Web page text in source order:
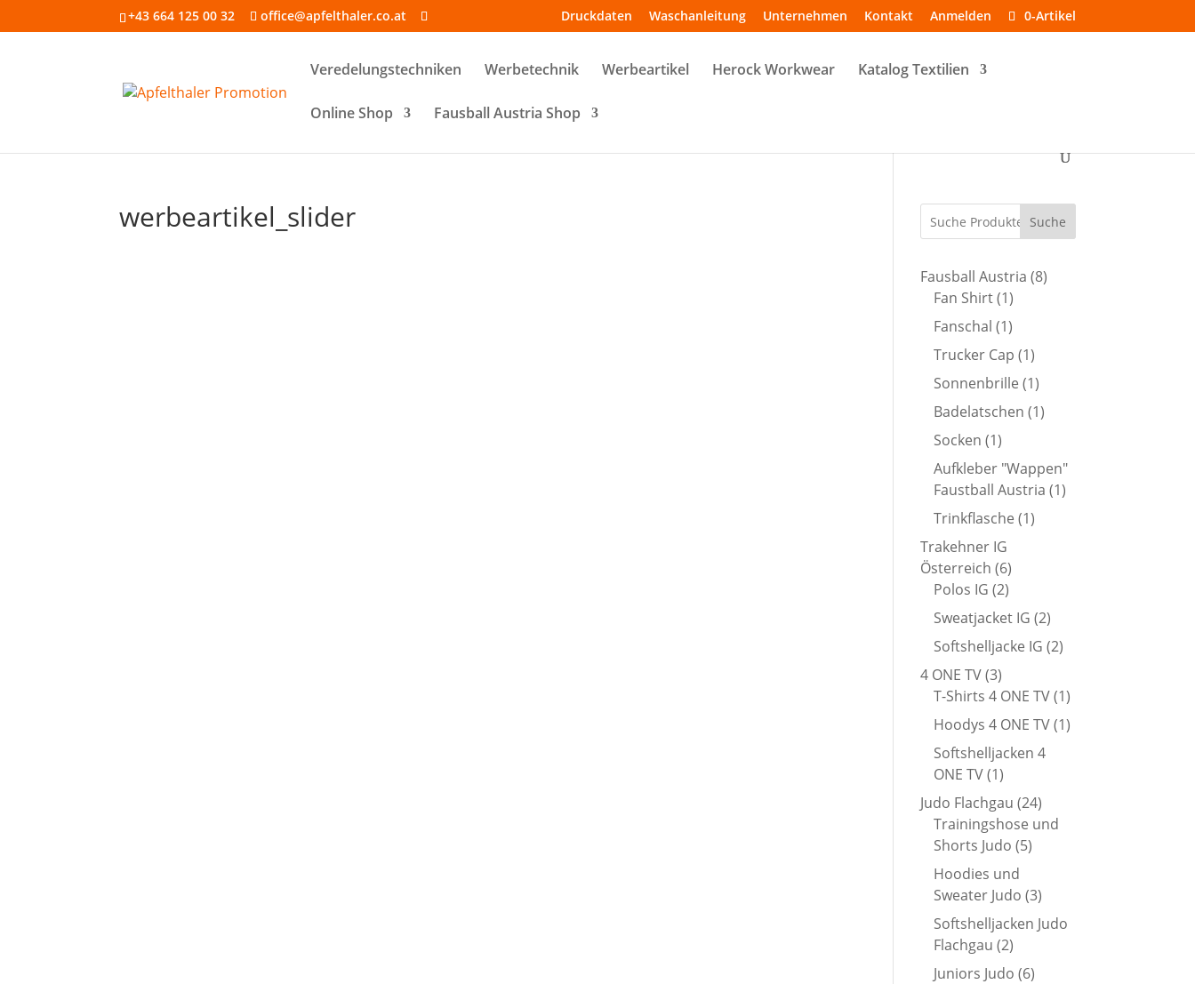
+43 664 125 00 32 office@apfelthaler.co.at Druckdaten Waschanleitung Unternehmen Kontakt Anmelden 0-Artikel
Veredelungstechniken Werbetechnik Werbeartikel Herock Workwear Katalog Textilien
Online Shop Fausball Austria Shop
werbeartikel_slider Suche
Fausball Austria 88
Fan Shirt 11
Produkt
Fanschal 11
Produkt
Trucker Cap 11
Produkt
Sonnenbrille 11
Produkt
Badelatschen 11
Socken 11
Produkt
Aufkleber "Wappen"
Faustball Austria 11
Trinkflasche 11
Trakehner IG
Österreich 66
Produkte
Polos IG 22
Produkte
Sweatjacket IG 22
Produkte
Softshelljacke IG 22
4 ONE TV 33
Produkte
T-Shirts 4 ONE TV 11
Produkt
Hoodys 4 ONE TV 11
Softshelljacken 4
ONE TV 11
Produkt
Judo Flachgau 2424
Produkte
Trainingshose und
Shorts Judo 55
Hoodies und
Sweater Judo 33
Produkte
Softshelljacken Judo
Flachgau 22
Produkte
Juniors Judo 66